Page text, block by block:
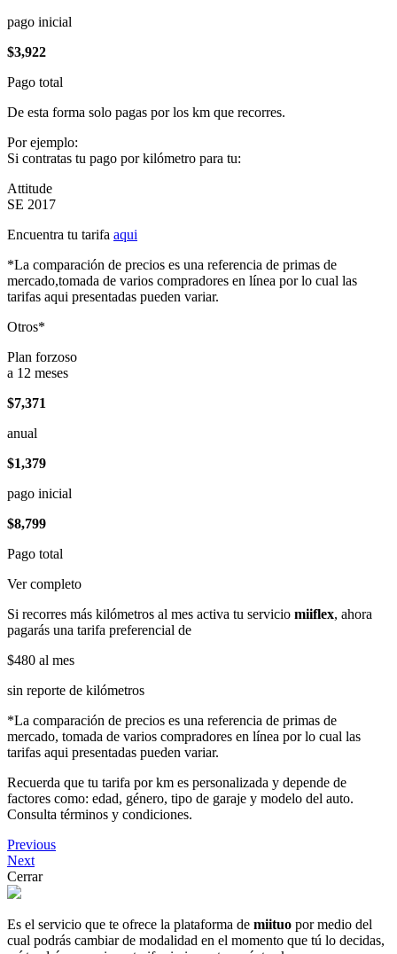
pago inicial
$3,922
Pago total
De esta forma solo pagas por los km que recorres.
Por ejemplo:
Si contratas tu pago por kilómetro para tu:
Attitude
SE 2017
Encuentra tu tarifa aqui
*La comparación de precios es una referencia de primas de
mercado,tomada de varios compradores en línea por lo cual las
tarifas aqui presentadas pueden variar.
Otros*
Plan forzoso
a 12 meses
$7,371
anual
$1,379
pago inicial
$8,799
Pago total
Ver completo
Si recorres más kilómetros al mes activa tu servicio miiflex, ahora
pagarás una tarifa preferencial de
$480 al mes
sin reporte de kilómetros
*La comparación de precios es una referencia de primas de
mercado, tomada de varios compradores en línea por lo cual las
tarifas aqui presentadas pueden variar.
Recuerda que tu tarifa por km es personalizada y depende de
factores como: edad, género, tipo de garaje y modelo del auto.
Consulta términos y condiciones.
Previous
Next
Cerrar
Es el servicio que te ofrece la plataforma de miituo por medio del
cual podrás cambiar de modalidad en el momento que tú lo decidas,